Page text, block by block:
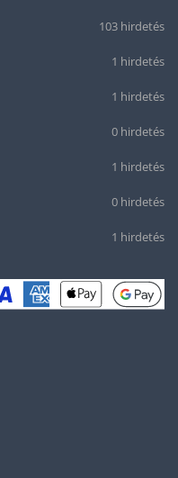
103 hirdetés
1 hirdetés
1 hirdetés
0 hirdetés
1 hirdetés
0 hirdetés
1 hirdetés